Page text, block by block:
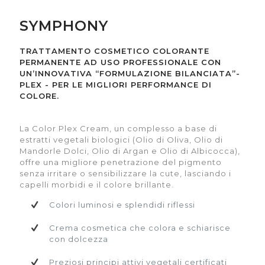
TRATTAMENTO COSMETICO COLORANTE
PERMANENTE AD USO PROFESSIONALE CON
BILANCIATA”- PLEX - PER LE MIGLIORI
PERFORMANCE DI COLORE.
La Color Plex Cream, un complesso a base di
Albicocca), offre una migliore penetrazione del
pigmento senza irritare o sensibilizzare la cute,
lasciando i capelli morbidi e il colore brillante.
Colori luminosi e splendidi riflessi
con dolcezza
Preziosi principi attivi vegetali certificati
BIO
TRATTAMENTO COSMETICO COLORANTE
PERMANENTE AD USO PROFESSIONALE CON
BILANCIATA”- PLEX - PER LE MIGLIORI
PERFORMANCE DI COLORE.
La Color Plex Cream, un complesso a base di
Albicocca), offre una migliore penetrazione del
pigmento senza irritare o sensibilizzare la cute,
lasciando i capelli morbidi e il colore brillante.
Colori luminosi e splendidi riflessi
con dolcezza
Preziosi principi attivi vegetali certificati
BIO
SYMPHONY
TRATTAMENTO COSMETICO COLORANTE
PERMANENTE AD USO PROFESSIONALE CON
UN’INNOVATIVA “FORMULAZIONE BILANCIATA”-
PLEX - PER LE MIGLIORI PERFORMANCE DI
COLORE.
La Color Plex Cream, un complesso a base di
estratti vegetali biologici (Olio di Oliva, Olio di
Mandorle Dolci, Olio di Argan e Olio di Albicocca),
offre una migliore penetrazione del pigmento
senza irritare o sensibilizzare la cute, lasciando i
capelli morbidi e il colore brillante.
Colori luminosi e splendidi riflessi
Crema cosmetica che colora e schiarisce
con dolcezza
Preziosi principi attivi vegetali certificati